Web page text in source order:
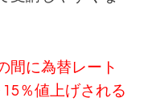
間に為替レート
％値上げされる